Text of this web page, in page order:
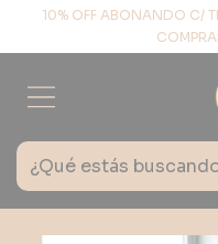
10% OFF ABONANDO C/